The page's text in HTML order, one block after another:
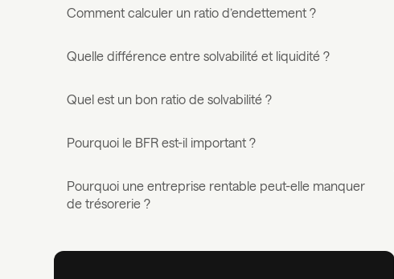
Comment calculer un ratio d’endettement ?
Quelle différence entre solvabilité et liquidité ?
Quel est un bon ratio de solvabilité ?
Pourquoi le BFR est-il important ?
Pourquoi une entreprise rentable peut-elle manquer
de trésorerie ?